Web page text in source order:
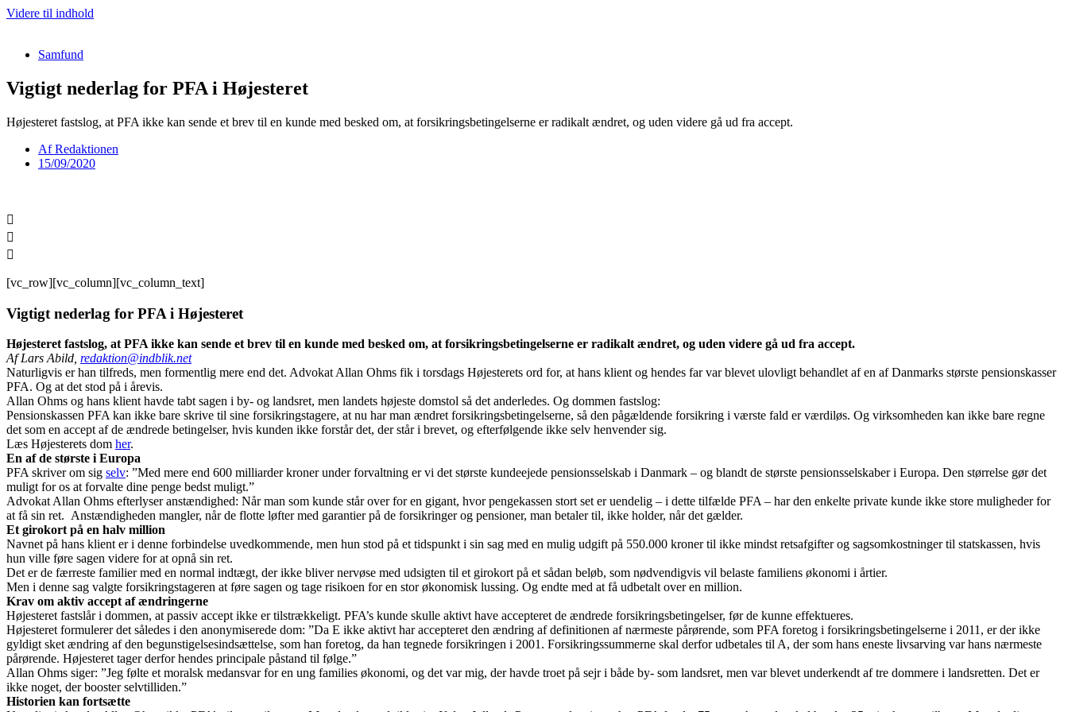
Videre til indhold
Samfund
Vigtigt nederlag for PFA i Højesteret
Højesteret fastslog, at PFA ikke kan sende et brev til en kunde med besked om, at forsikringsbetingelserne er radikalt ændret, og uden videre gå ud fra accept.
AfRedaktionen
15/09/2020
[vc_row][vc_column][vc_column_text]
Vigtigt nederlag for PFA i Højesteret
Højesteret fastslog, at PFA ikke kan sende et brev til en kunde med besked om, at forsikringsbetingelserne er radikalt ændret, og uden videre gå ud fra accept.
Af Lars Abild, redaktion@indblik.net
Naturligvis er han tilfreds, men formentlig mere end det. Advokat Allan Ohms fik i torsdags Højesterets ord for, at hans klient og hendes far var blevet ulovligt behandlet af en af Danmarks største pensionskasser
PFA. Og at det stod på i årevis.
Allan Ohms og hans klient havde tabt sagen i by- og landsret, men landets højeste domstol så det anderledes. Og dommen fastslog:
Pensionskassen PFA kan ikke bare skrive til sine forsikringstagere, at nu har man ændret forsikringsbetingelserne, så den pågældende forsikring i værste fald er værdiløs. Og virksomheden kan ikke bare regne
det som en accept af de ændrede betingelser, hvis kunden ikke forstår det, der står i brevet, og efterfølgende ikke selv henvender sig.
Læs Højesterets dom her.
En af de største i Europa
PFA skriver om sig selv: ”Med mere end 600 milliarder kroner under forvaltning er vi det største kundeejede pensionsselskab i Danmark – og blandt de største pensionsselskaber i Europa. Den størrelse gør det
muligt for os at forvalte dine penge bedst muligt.”
Advokat Allan Ohms efterlyser anstændighed: Når man som kunde står over for en gigant, hvor pengekassen stort set er uendelig – i dette tilfælde PFA – har den enkelte private kunde ikke store muligheder for
at få sin ret. Anstændigheden mangler, når de flotte løfter med garantier på de forsikringer og pensioner, man betaler til, ikke holder, når det gælder.
Et girokort på en halv million
Navnet på hans klient er i denne forbindelse uvedkommende, men hun stod på et tidspunkt i sin sag med en mulig udgift på 550.000 kroner til ikke mindst retsafgifter og sagsomkostninger til statskassen, hvis
hun ville føre sagen videre for at opnå sin ret.
Det er de færreste familier med en normal indtægt, der ikke bliver nervøse med udsigten til et girokort på et sådan beløb, som nødvendigvis vil belaste familiens økonomi i årtier.
Men i denne sag valgte forsikringstageren at føre sagen og tage risikoen for en stor økonomisk lussing. Og endte med at få udbetalt over en million.
Krav om aktiv accept af ændringerne
Højesteret fastslår i dommen, at passiv accept ikke er tilstrækkeligt. PFA’s kunde skulle aktivt have accepteret de ændrede forsikringsbetingelser, før de kunne effektueres.
Højesteret formulerer det således i den anonymiserede dom: ”Da E ikke aktivt har accepteret den ændring af definitionen af nærmeste pårørende, som PFA foretog i forsikringsbetingelserne i 2011, er der ikke
gyldigt sket ændring af den begunstigelsesindsættelse, som han foretog, da han tegnede forsikringen i 2001. Forsikringssummerne skal derfor udbetales til A, der som hans eneste livsarving var hans nærmeste
pårørende. Højesteret tager derfor hendes principale påstand til følge.”
Allan Ohms siger: ”Jeg følte et moralsk medansvar for en ung families økonomi, og det var mig, der havde troet på sejr i både by- som landsret, men var blevet underkendt af tre dommere i landsretten. Det er
ikke noget, der booster selvtilliden.”
Historien kan fortsætte